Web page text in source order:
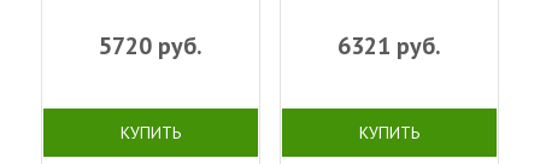
5720 руб.
КУПИТЬ
6321 руб.
КУПИТЬ